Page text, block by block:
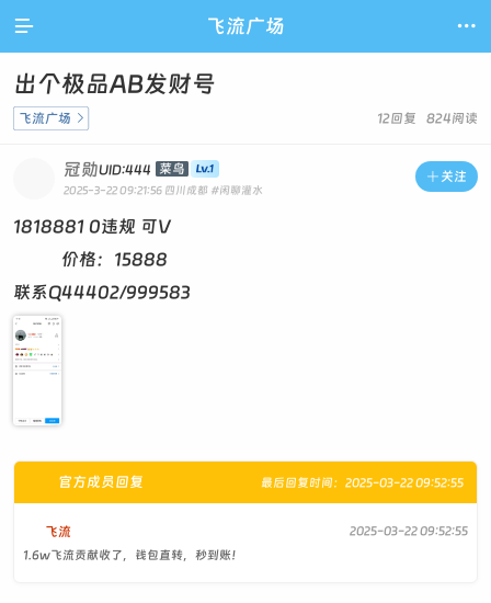
 飞流广场 
出个极品AB发财号
12回复 824阅读
飞流广场 
 关注
冠勋UID:444 菜鸟
2025-3-22 09:21:56 四川成都 #闲聊灌水
1818881 0违规 可V
价格：15888
联系Q44402/999583
最后回复时间：2025-03-22 09:52:55
官方成员回复
飞流
2025-03-22 09:52:55
1.6w飞流贡献收了，钱包直转，秒到账！